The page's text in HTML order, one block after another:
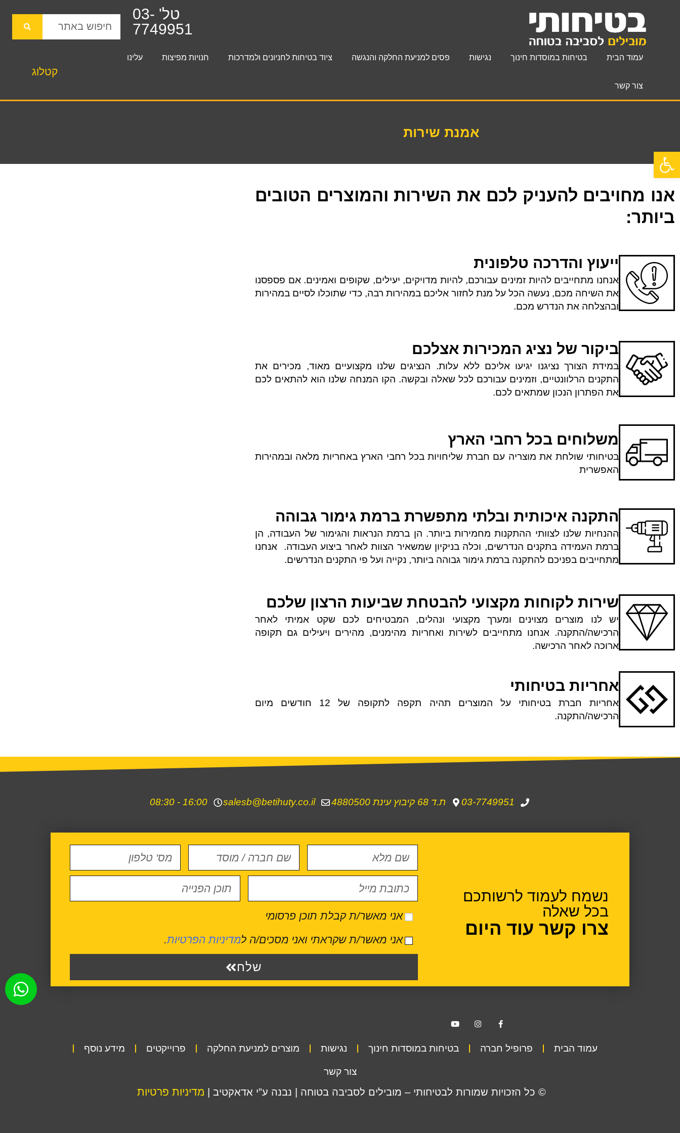
טל' 03-
7749951
עמוד הבית בטיחות במוסדות חינוך נגישות פסים למניעת החלקה והנגשה ציוד בטיחות לחניונים ולמדרכות חנויות מפיצות עלינו
צור קשר
קטלוג
אמנת שירות
אנו מחויבים להעניק לכם את השירות והמוצרים הטובים
ביותר:
ייעוץ והדרכה טלפונית
אנחנו מתחייבים להיות זמינים עבורכם, להיות מדויקים, יעילים, שקופים ואמינים. אם פספסנו
את השיחה מכם, נעשה הכל על מנת לחזור אליכם במהירות רבה, כדי שתוכלו לסיים במהירות
ובהצלחה את הנדרש מכם.
ביקור של נציג המכירות אצלכם
במידת הצורך נציגנו יגיעו אליכם ללא עלות. הנציגים שלנו מקצועיים מאוד, מכירים את
התקנים הרלוונטיים, וזמינים עבורכם לכל שאלה ובקשה. הקו המנחה שלנו הוא להתאים לכם
את הפתרון הנכון שמתאים לכם.
משלוחים בכל רחבי הארץ
בטיחותי שולחת את מוצריה עם חברת שליחויות בכל רחבי הארץ באחריות מלאה ובמהירות
האפשרית
התקנה איכותית ובלתי מתפשרת ברמת גימור גבוהה
ההנחיות שלנו לצוותי ההתקנות מחמירות ביותר. הן ברמת הנראות והגימור של העבודה, הן
ברמת העמידה בתקנים הנדרשים, וכלה בניקיון שמשאיר הצוות לאחר ביצוע העבודה. אנחנו
מתחייבים בפניכם להתקנה ברמת גימור גבוהה ביותר, נקייה ועל פי התקנים הנדרשים.
שירות לקוחות מקצועי להבטחת שביעות הרצון שלכם
יש לנו מוצרים מצוינים ומערך מקצועי ונהלים, המבטיחים לכם שקט אמיתי לאחר
הרכישה/התקנה. אנחנו מתחייבים לשירות ואחריות מהימנים, מהירים ויעילים גם תקופה
ארוכה לאחר הרכישה.
אחריות בטיחותי
אחריות חברת בטיחותי על המוצרים תהיה תקפה לתקופה של 12 חודשים מיום
הרכישה/התקנה.
03-7749951 ת.ד 68 קיבוץ עינת 4880500 salesb@betihuty.co.il
16:00 - 08:30
נשמח לעמוד לרשותכם
בכל שאלה
צרו קשר עוד היום
אני מאשר/ת קבלת תוכן פרסומי
אני מאשר/ת שקראתי ואני מסכים/ה למדיניות הפרטיות.
שלח
עמוד הבית פרופיל חברה בטיחות במוסדות חינוך נגישות מוצרים למניעת החלקה פרוייקטים מידע נוסף
צור קשר
© כל הזכויות שמורות לבטיחותי – מובילים לסביבה בטוחה | נבנה ע”י אדאקטיב | מדיניות פרטיות
פתח סרגל נגישות